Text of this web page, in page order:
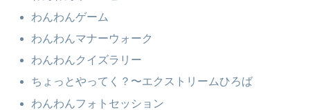
わんわんゲーム
わんわんマナーウォーク
わんわんクイズラリー
ちょっとやってく？〜エクストリームひろば
わんわんフォトセッション